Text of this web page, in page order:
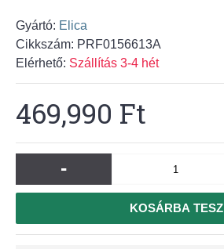
Gyártó: Elica
Cikkszám: PRF0156613A
Elérhető: Szállítás 3-4 hét
469,990 Ft
-
KOSÁRBA TESZ